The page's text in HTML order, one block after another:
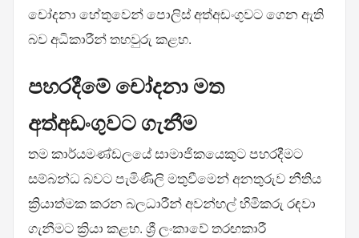
චෝදනා හේතුවෙන් පොලිස් අත්අඩංගුවට ගෙන ඇති
බව අධිකාරීන් තහවුරු කළහ.
පහරදීමේ චෝදනා මත
අත්අඩංගුවට ගැනීම
තම කාර්යමණ්ඩලයේ සාමාජිකයෙකුට පහරදීමට
සම්බන්ධ බවට පැමිණිලි මතුවීමෙන් අනතුරුව නීතිය
ක්‍රියාත්මක කරන බලධාරීන් අවන්හල් හිමිකරු රඳවා
ගැනීමට ක්‍රියා කළහ. ශ්‍රී ලංකාවේ තරඟකාරී